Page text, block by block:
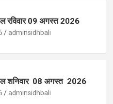
रविवार 09 अगस्त 2026
adminsidhbali
शनिवार 08 अगस्त 2026
adminsidhbali